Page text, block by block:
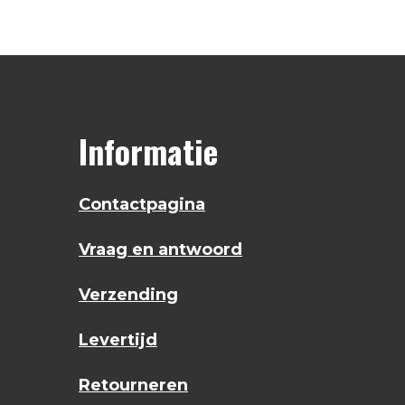
Informatie
Contactpagina
Vraag en antwoord
Verzending
Levertijd
Retourneren